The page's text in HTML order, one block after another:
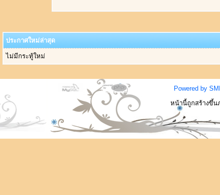
ประกาศใหม่ล่าสุด
ไม่มีกระทู้ใหม่
Powered by
หน้านี้ถูกสร้างขึ้น